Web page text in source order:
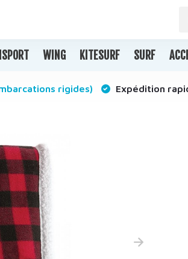
WING KITESURF SURF
rigides) Expédition